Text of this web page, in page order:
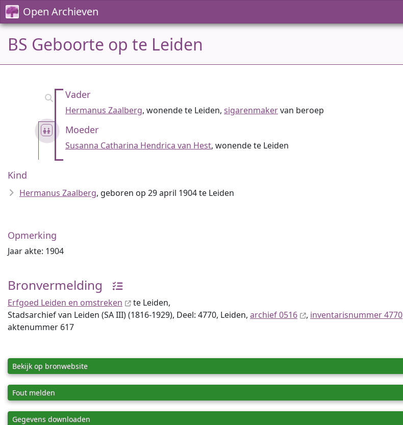
Open Archieven
BS Geboorte op te Leiden
Vader
Hermanus Zaalberg, wonende te Leiden, sigarenmakervan beroep
Moeder
Susanna Catharina Hendrica van Hest, wonende te Leiden
Kind
Hermanus Zaalberg, geboren op 29 april 1904 te Leiden
Opmerking
Jaar akte: 1904
Bronvermelding
Erfgoed Leiden en omstreken
te Leiden,
Stadsarchief van Leiden (SA III) (1816-1929), Deel: 4770, Leiden, archief 0516 , inventaris­num­mer 4770
aktenummer 617
Bekijk op bronwebsite
Fout melden
Gegevens downloaden